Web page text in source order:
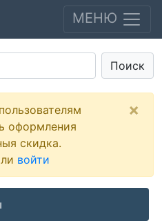
МЕНЮ
Поиск
оформления
скидка.
войти
×